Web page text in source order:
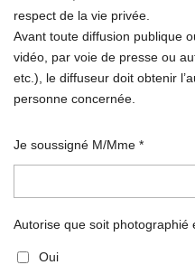
respect de la vie privée.
Avant toute diffusion publique
vidéo, par voie de presse ou
etc.), le diffuseur doit obtenir
personne concernée.
Je soussigné M/Mme *
Autorise que soit photographié
Oui